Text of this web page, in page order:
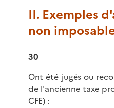
II. Exemples
non
30
Ont été jugés ou
de l'ancienne taxe
CFE) :